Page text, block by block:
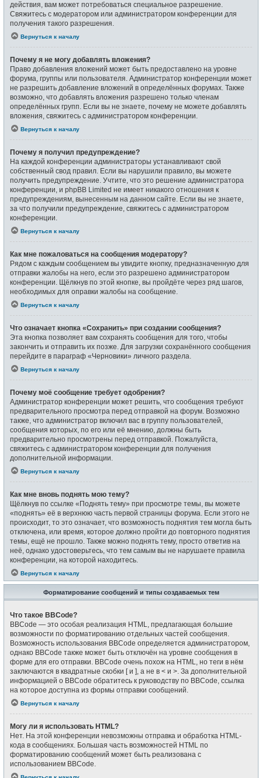
действия, вам может потребоваться специальное разрешение.
Свяжитесь с модератором или администратором конференции для
получения такого разрешения.
Вернуться к началу
Почему я не могу добавлять вложения?
Право добавления вложений может быть предоставлено на уровне
форума, группы или пользователя. Администратор конференции может
не разрешить добавление вложений в определённых форумах. Также
возможно, что добавлять вложения разрешено только членам
определённых групп. Если вы не знаете, почему не можете добавлять
вложения, свяжитесь с администратором конференции.
Вернуться к началу
Почему я получил предупреждение?
На каждой конференции администраторы устанавливают свой
собственный свод правил. Если вы нарушили правило, вы можете
получить предупреждение. Учтите, что это решение администратора
конференции, и phpBB Limited не имеет никакого отношения к
предупреждениям, вынесенным на данном сайте. Если вы не знаете,
за что получили предупреждение, свяжитесь с администратором
конференции.
Вернуться к началу
Как мне пожаловаться на сообщения модератору?
Рядом с каждым сообщением вы увидите кнопку, предназначенную для
отправки жалобы на него, если это разрешено администратором
конференции. Щёлкнув по этой кнопке, вы пройдёте через ряд шагов,
необходимых для оправки жалобы на сообщение.
Вернуться к началу
Что означает кнопка «Сохранить» при создании сообщения?
Эта кнопка позволяет вам сохранять сообщения для того, чтобы
закончить и отправить их позже. Для загрузки сохранённого сообщения
перейдите в параграф «Черновики» личного раздела.
Вернуться к началу
Почему моё сообщение требует одобрения?
Администратор конференции может решить, что сообщения требуют
предварительного просмотра перед отправкой на форум. Возможно
также, что администратор включил вас в группу пользователей,
сообщения которых, по его или её мнению, должны быть
предварительно просмотрены перед отправкой. Пожалуйста,
свяжитесь с администратором конференции для получения
дополнительной информации.
Вернуться к началу
Как мне вновь поднять мою тему?
Щёлкнув по ссылке «Поднять тему» при просмотре темы, вы можете
«поднять» её в верхнюю часть первой страницы форума. Если этого не
происходит, то это означает, что возможность поднятия тем могла быть
отключена, или время, которое должно пройти до повторного поднятия
темы, ещё не прошло. Также можно поднять тему, просто ответив на
неё, однако удостоверьтесь, что тем самым вы не нарушаете правила
конференции, на которой находитесь.
Вернуться к началу
Форматирование сообщений и типы создаваемых тем
Что такое BBCode?
BBCode — это особая реализация HTML, предлагающая большие
возможности по форматированию отдельных частей сообщения.
Возможность использования BBCode определяется администратором,
однако BBCode также может быть отключён на уровне сообщения в
форме для его отправки. BBCode очень похож на HTML, но теги в нём
заключаются в квадратные скобки [ и ], а не в < и >. За дополнительной
информацией о BBCode обратитесь к руководству по BBCode, ссылка
на которое доступна из формы отправки сообщений.
Вернуться к началу
Могу ли я использовать HTML?
Нет. На этой конференции невозможны отправка и обработка HTML-
кода в сообщениях. Большая часть возможностей HTML по
форматированию сообщений может быть реализована с
использованием BBCode.